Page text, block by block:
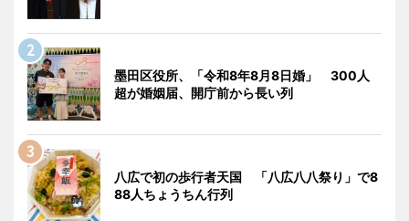
墨田区役所、「令和8年8月8日婚」 300人
超が婚姻届、開庁前から長い列
八広で初の歩行者天国 「八広八八祭り」で8
88人ちょうちん行列